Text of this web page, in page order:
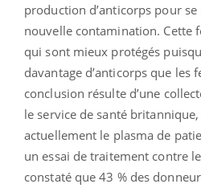
production d’anticorps pour se
nouvelle contamination. Cette
qui sont mieux protégés
davantage d’anticorps que les
conclusion résulte d’une
le service de santé
actuellement le plasma de
un essai de traitement contre
constaté que 43 % des